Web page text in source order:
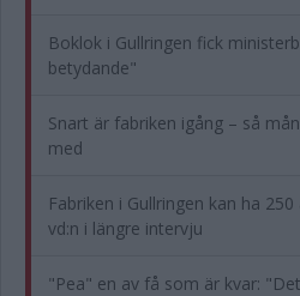
Boklok i Gullringen fick
betydande"
Snart är fabriken igång – så
med
Fabriken i Gullringen kan ha
vd:n i längre intervju
"Pea" en av få som är kvar: